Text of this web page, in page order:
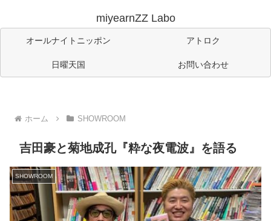
miyearnZZ Labo
オールナイトニッポン アトロク
日曜天国 お問い合わせ
ホーム SHOWROOM
吉田豪と菊地成孔『粋な夜電波』を語る
SHOWROOM